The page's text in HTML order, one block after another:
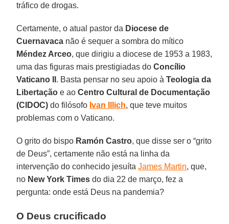
tráfico de drogas.
Certamente, o atual pastor da Diocese de
Cuernavaca não é sequer a sombra do mítico
Méndez Arceo, que dirigiu a diocese de 1953 a 1983,
uma das figuras mais prestigiadas doConcílio
Vaticano II . Basta pensar no seu apoio àTeologia da
Libertação e aoCentro Cultural de Documentação
(CIDOC) do filósofo Ivan Illich, que teve muitos
problemas com o Vaticano.
O grito do bispo Ramón Castro, que disse ser o “grito
de Deus”, certamente não está na linha da
intervenção do conhecido jesuítaJames Martin, que,
no New York Times do dia 22 de março, fez a
pergunta: onde está Deus na pandemia?
O Deus crucificado